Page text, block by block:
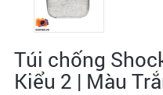
Túi chống
Kiểu 2 | Màu